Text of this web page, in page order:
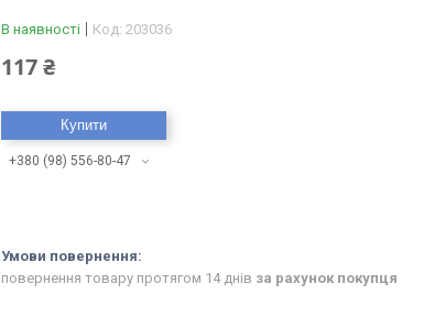
В наявності Код: 203036
117 ₴
Купити
+380 (98) 556-80-47
повернення товару протягом 14 днів за рахунок покупця